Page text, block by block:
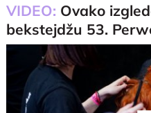
VIDEO: Ovako
bekstejdžu 53.